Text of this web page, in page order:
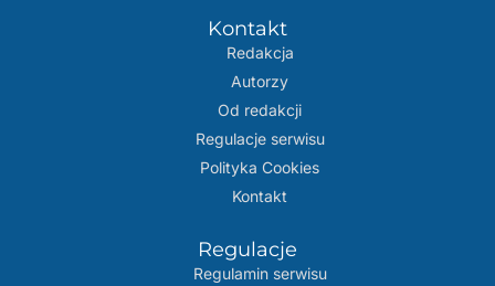
Kontakt
Redakcja
Autorzy
Od redakcji
Regulacje serwisu
Polityka Cookies
Kontakt
Regulacje
Regulamin serwisu